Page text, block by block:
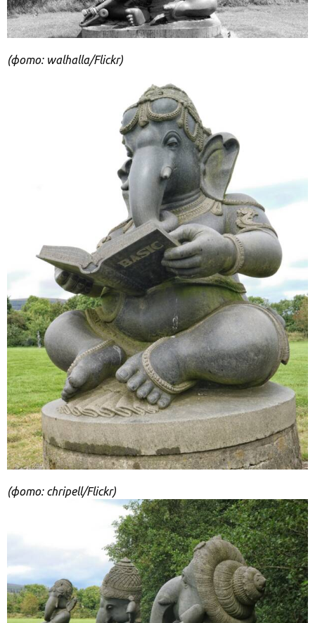
(фото: walhalla/Flickr)
(фото: chripell/Flickr)